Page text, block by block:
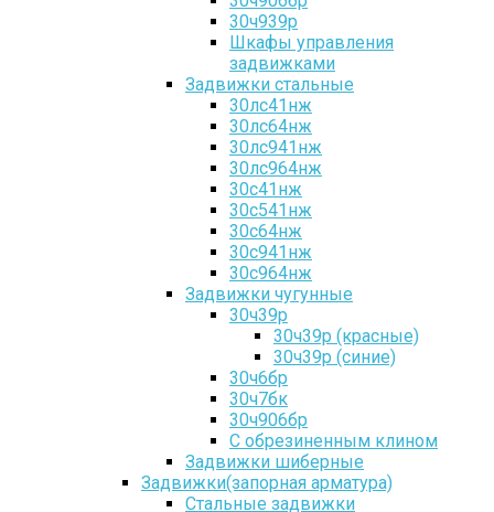
30ч939р
Шкафы управления
задвижками
Задвижки стальные
30лс41нж
30лс64нж
30лс941нж
30лс964нж
30с41нж
30с541нж
30с64нж
30с941нж
30с964нж
Задвижки чугунные
30ч39р
30ч39р (красные)
30ч39р (синие)
30ч6бр
30ч7бк
30ч906бр
С обрезиненным клином
Задвижки шиберные
Задвижки(запорная арматура)
Стальные задвижки